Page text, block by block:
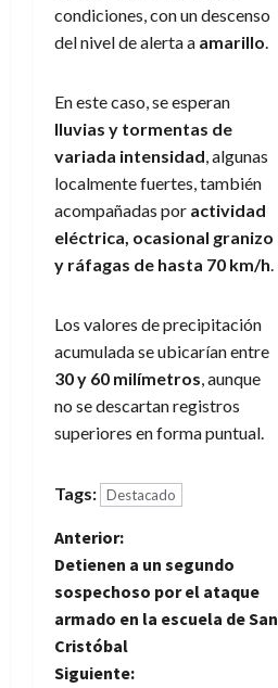
condiciones, con un descenso
del nivel de alerta a amarillo.
En este caso, se esperan
lluvias y tormentas de
variada intensidad, algunas
localmente fuertes, también
acompañadas por actividad
eléctrica, ocasional granizo
y ráfagas de hasta 70 km/h.
Los valores de precipitación
acumulada se ubicarían entre
30 y 60 milímetros, aunque
no se descartan registros
superiores en forma puntual.
Tags: Destacado
N
a
v
Anterior:
Detienen a un segundo
sospechoso por el ataque
armado en la escuela de San
Cristóbal
Siguiente: